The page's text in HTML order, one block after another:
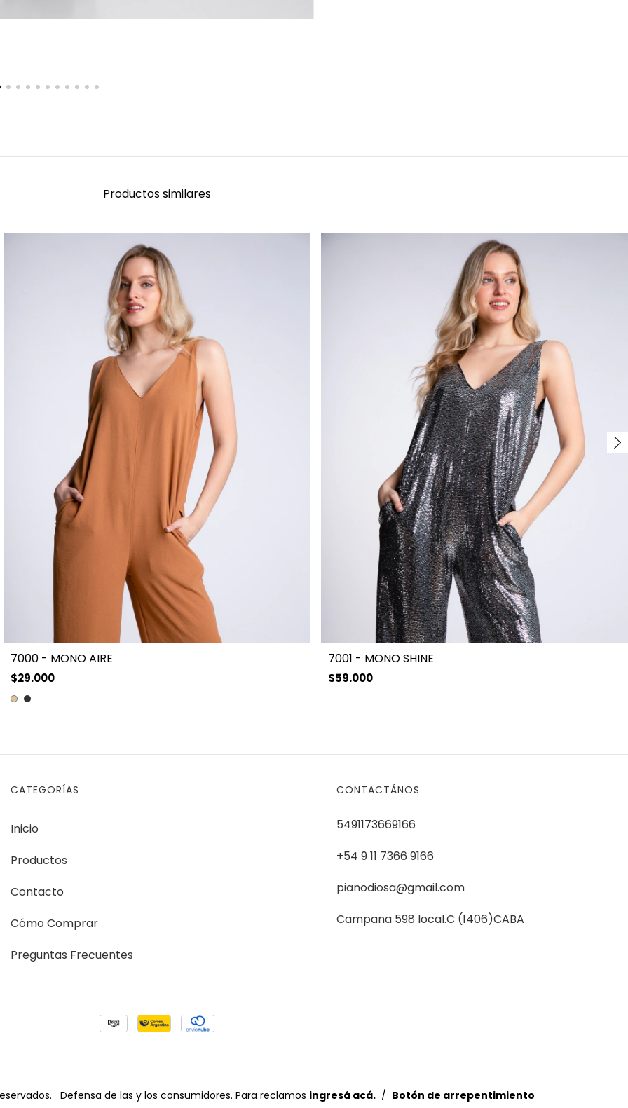
Productos similares
7000 - MONO AIRE
$29.000
7001 - MONO SHINE
$59.000
CATEGORÍAS
Inicio
Productos
Contacto
Cómo Comprar
Preguntas Frecuentes
CONTACTÁNOS
5491173669166
+54 9 11 7366 9166
pianodiosa@gmail.com
Campana 598 local.C (1406)CABA
Defensa de las y los consumidores. Para reclamos ingresá acá. / Botón de arrepentimiento